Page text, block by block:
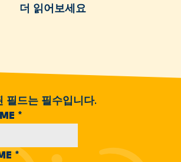
더 읽어보세요
필드는 필수입니다.
*
*